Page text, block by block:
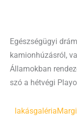
Egészségügyi
kamionhúzásról,
Államokban
szó a hétvégi
lakásgaléria